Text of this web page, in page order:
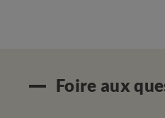
Foire aux